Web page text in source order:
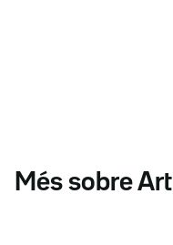
Més sobre Art